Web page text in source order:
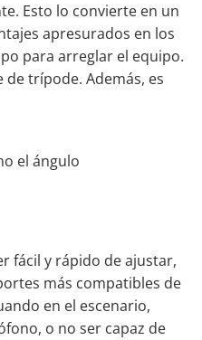
Esto lo convierte en un
apresurados en los
para arreglar el equipo.
trípode. Además, es
el ángulo
fácil y rápido de ajustar,
más compatibles de
en el escenario,
o no ser capaz de